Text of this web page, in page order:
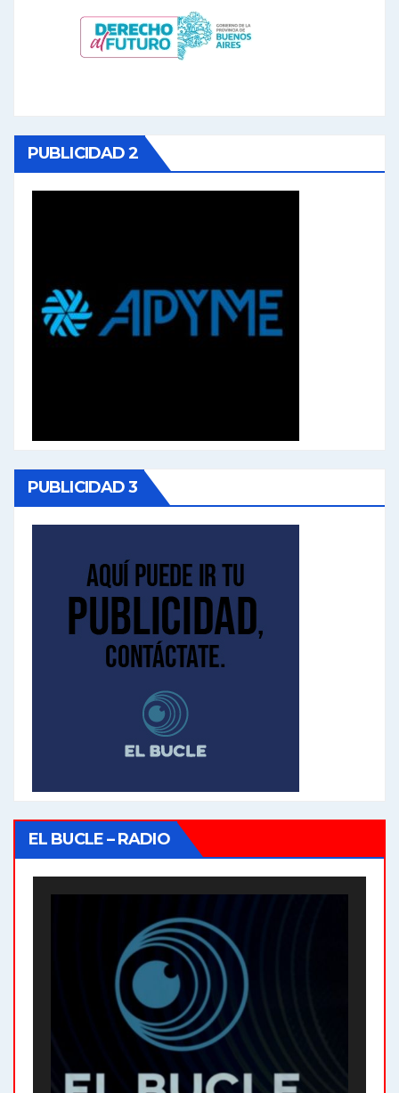
PUBLICIDAD 2
PUBLICIDAD 3
EL BUCLE – RADIO